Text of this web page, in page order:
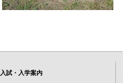
入試・入学案内